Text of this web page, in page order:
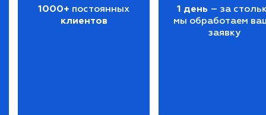
1000+ постоянных
клиентов
1 день– за
мы обработаем
заявку